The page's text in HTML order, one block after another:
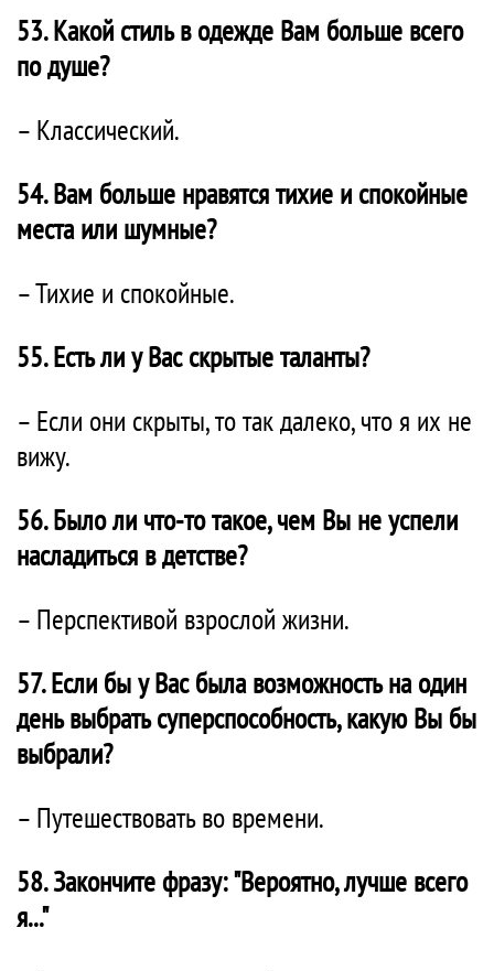
53. Какой стиль в одежде Вам больше всего
по душе?
– Классический.
54. Вам больше нравятся тихие и спокойные
места или шумные?
– Тихие и спокойные.
55. Есть ли у Вас скрытые таланты?
– Если они скрыты, то так далеко, что я их не
вижу.
56. Было ли что-то такое, чем Вы не успели
насладиться в детстве?
– Перспективой взрослой жизни.
57. Если бы у Вас была возможность на один
день выбрать суперспособность, какую Вы бы
выбрали?
– Путешествовать во времени.
58. Закончите фразу: "Вероятно, лучше всего
я..."